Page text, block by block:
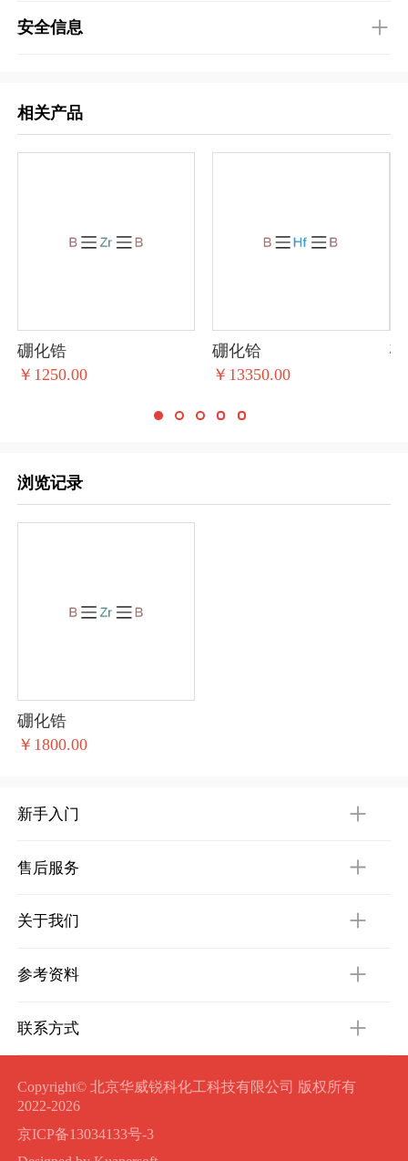
安全信息
相关产品
硼化锆
￥1250.00
硼化铪
￥13350.00
浏览记录
硼化锆
￥1800.00
新手入门
售后服务
关于我们
参考资料
联系方式
Copyright© 北京华威锐科化工科技有限公司 版权所有
2022-2026
京ICP备13034133号-3